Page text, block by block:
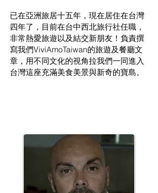
已在亞洲旅居十五年，現在居住在台灣
四年了，目前在台中西北旅行社任職，
非常熱愛旅遊以及結交新朋友！負責撰
寫我們ViviAmoTaiwan的旅遊及餐廳文
章，用不同文化的視角拉我們一同進入
台灣這座充滿美食美景與新奇的寶島。